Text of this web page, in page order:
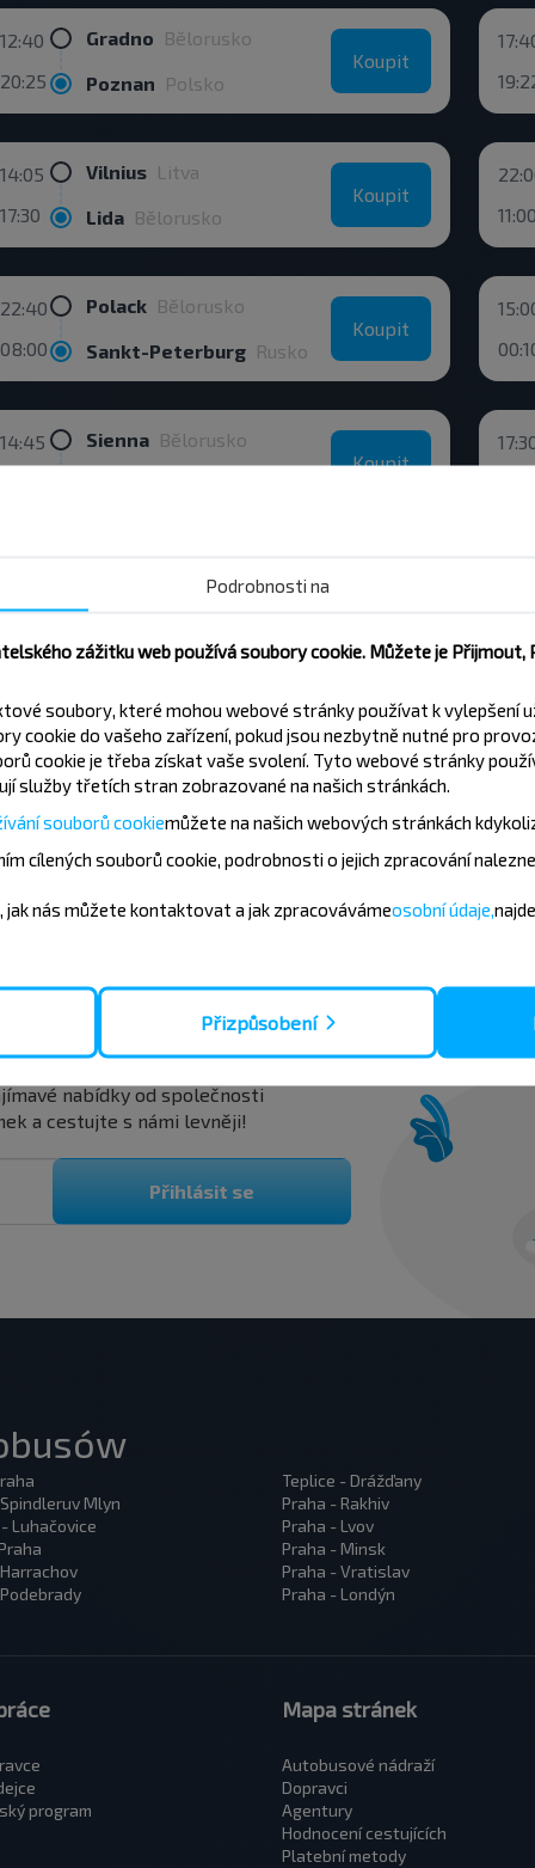
12:40
20:25
Gradno Bělorusko
Poznan Polsko
Koupit
14:05
17:30
Vilnius Litva
Lida Bělorusko
Koupit
11:00
22:40
08:00
Polack Bělorusko
Sankt-Peterburg Rusko
Koupit
14:45
Sienna Bělorusko
Koupit
04:55
Minsk Bělorusko
11:33
13:45
Svatki Bělorusko
Minsk
Bělorusko
Koupit
Koupit
nabídky od společnosti
a cestujte s námi levněji!
Přihlásit se
Mlyn
Luhačovice
Teplice - Drážďany
Praha - Rakhiv
Praha - Lvov
Praha - Minsk
Praha - Vratislav
Praha - Londýn
program
Mapa stránek
Autobusové nádraží
Dopravci
Agentury
Hodnocení cestujících
Platební metody
Podrobnosti na
zážitku web používá soubory cookie. Můžete je Přijmout,
soubory, které mohou webové stránky používat k vylepšení
cookie do vašeho zařízení, pokud jsou nezbytně nutné pro
cookie je třeba získat vaše svolení. Tyto webové stránky
služby třetích stran zobrazované na našich stránkách.
souborů cookiemůžete na našich webových stránkách kdykoli
cílených souborů cookie, podrobnosti o jejich zpracování
jak nás můžete kontaktovat a jak zpracovávámeosobní údaje,
Přizpůsobení